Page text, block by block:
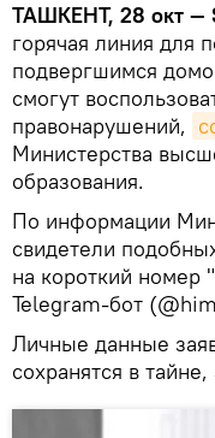
ТАШКЕНТ, 28 окт —
горячая линия для
подвергшимся
смогут
правонарушений,
Министерства
образования.
По информации
свидетели
на короткий номер
Telegram-бот
Личные данные
сохранятся в